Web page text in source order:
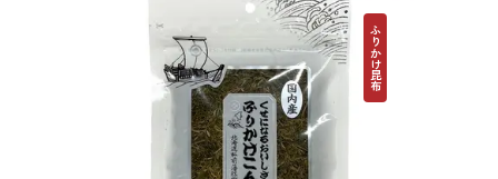
ふりかけ昆布